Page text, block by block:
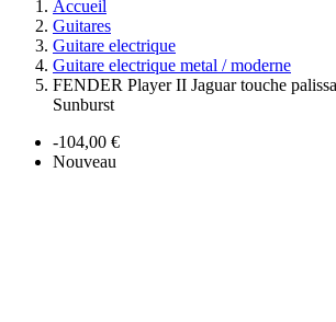
Accueil
Guitares
Guitare electrique
Guitare electrique metal / moderne
FENDER Player II Jaguar touche
Sunburst
-104,00 €
Nouveau